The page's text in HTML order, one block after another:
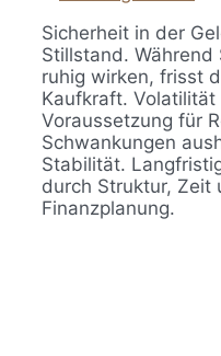
Sicherheit in der
Stillstand. Während
ruhig wirken, frisst
Kaufkraft.
Voraussetzung für
Schwankungen
Stabilität.
durch Struktur, Zeit
Finanzplanung.